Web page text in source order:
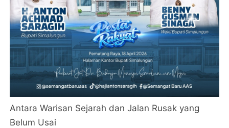
Antara Warisan Sejarah dan Jalan Rusak yang
Belum Usai